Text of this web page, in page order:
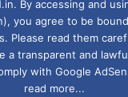
By accessing and
you agree to be
Please read them
a transparent and
with Google
read more...